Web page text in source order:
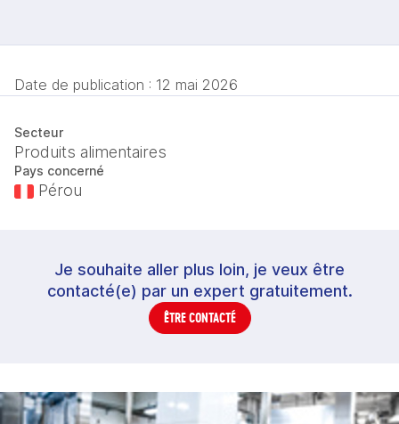
Date de publication : 12 mai 2026
Secteur
Produits alimentaires
Pays concerné
Pérou
Je souhaite aller plus loin, je veux être
contacté(e) par un expert gratuitement.
ÊTRE CONTACTÉ